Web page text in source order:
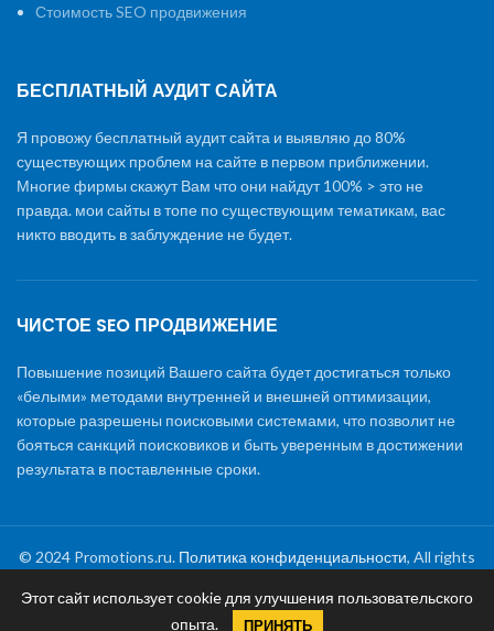
Стоимость SEO продвижения
БЕСПЛАТНЫЙ АУДИТ САЙТА
Я провожу бесплатный аудит сайта и выявляю до 80%
существующих проблем на сайте в первом приближении.
Многие фирмы скажут Вам что они найдут 100% > это не
правда. мои сайты в топе по существующим тематикам, вас
никто вводить в заблуждение не будет.
ЧИСТОЕ SEO ПРОДВИЖЕНИЕ
Повышение позиций Вашего сайта будет достигаться только
«белыми» методами внутренней и внешней оптимизации,
которые разрешены поисковыми системами, что позволит не
бояться санкций поисковиков и быть уверенным в достижении
результата в поставленные сроки.
© 2024 Promotions.ru. Политика конфиденциальности, All rights
reserved
Раскрутка сайта |Создание сайтов|Обслуживание и
поддержка сайтов|Стоимость SEO продвижения
Этот сайт использует cookie для улучшения пользовательского
опыта.
ПРИНЯТЬ